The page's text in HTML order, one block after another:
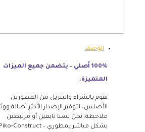
الوصف
100% أصلي – يتضمن جميع الميزات
المتميزة.
نقوم بالشراء والتنزيل من المطورين
الأصليين، لتوفير الإصدار الأكثر أصالة
ملاحظة: نحن لسنا تابعين أو مرتبطين
بشكل مباشر بمطوري Piko-Construct –